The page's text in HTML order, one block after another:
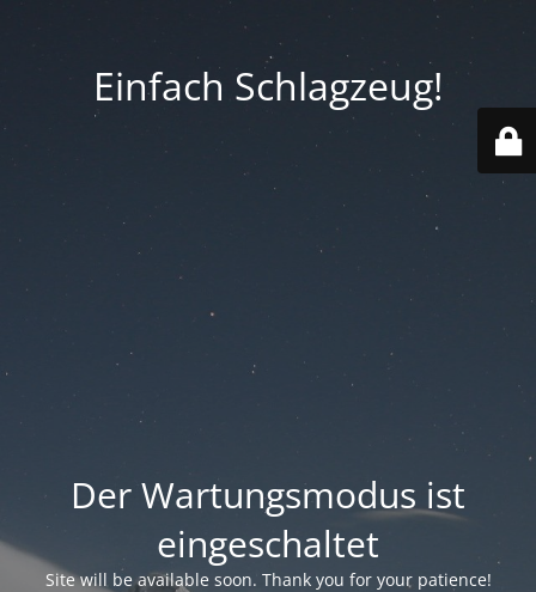
Einfach Schlagzeug!
Der Wartungsmodus ist
eingeschaltet
Site will be available soon. Thank you for your patience!